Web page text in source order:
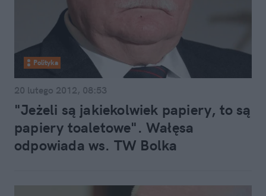
Polityka
20 lutego 2012, 08:53
"Jeżeli są jakiekolwiek papiery, to są
papiery toaletowe". Wałęsa
odpowiada ws. TW Bolka